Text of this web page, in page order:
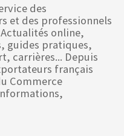
des
et des professionnels
online,
guides pratiques,
carrières... Depuis
français
Commerce